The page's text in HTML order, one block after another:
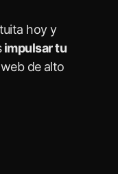
hoy y
impulsar tu
de alto